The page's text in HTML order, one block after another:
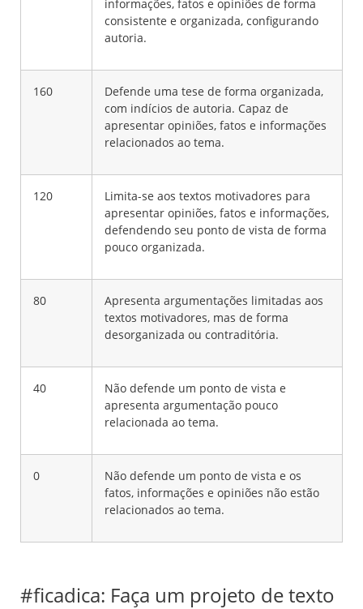
informações, fatos e opiniões de forma
consistente e organizada, configurando
autoria.
160
Defende uma tese de forma organizada,
com indícios de autoria. Capaz de
apresentar opiniões, fatos e informações
relacionados ao tema.
120
Limita-se aos textos motivadores para
apresentar opiniões, fatos e informações,
defendendo seu ponto de vista de forma
pouco organizada.
80
Apresenta argumentações limitadas aos
textos motivadores, mas de forma
desorganizada ou contraditória.
40
Não defende um ponto de vista e
apresenta argumentação pouco
relacionada ao tema.
0
Não defende um ponto de vista e os
fatos, informações e opiniões não estão
relacionados ao tema.
#ficadica: Faça um projeto de texto